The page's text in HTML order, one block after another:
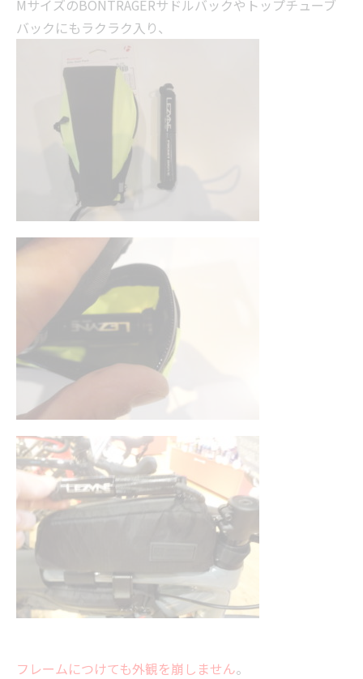
MサイズのBONTRAGERサドルバックやトップチューブ
バックにもラクラク入り、
フレームにつけても外観を崩しません。